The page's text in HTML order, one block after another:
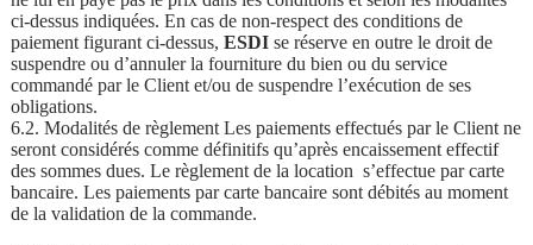
ci-dessus indiquées. En cas de non-respect des conditions de
paiement figurant ci-dessus, ESDIse réserve en outre le droit de
suspendre ou d’annuler la fourniture du bien ou du service
commandé par le Client et/ou de suspendre l’exécution de ses
obligations.
6.2. Modalités de règlement Les paiements effectués par le Client ne
seront considérés comme définitifs qu’après encaissement effectif
des sommes dues. Le règlement de la location s’effectue par carte
bancaire. Les paiements par carte bancaire sont débités au moment
de la validation de la commande.